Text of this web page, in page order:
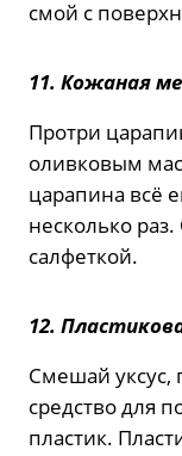
смой с
11. Кожаная
Протри
оливковым
царапина всё
несколько
салфеткой.
12.
Смешай
средство для
пластик.